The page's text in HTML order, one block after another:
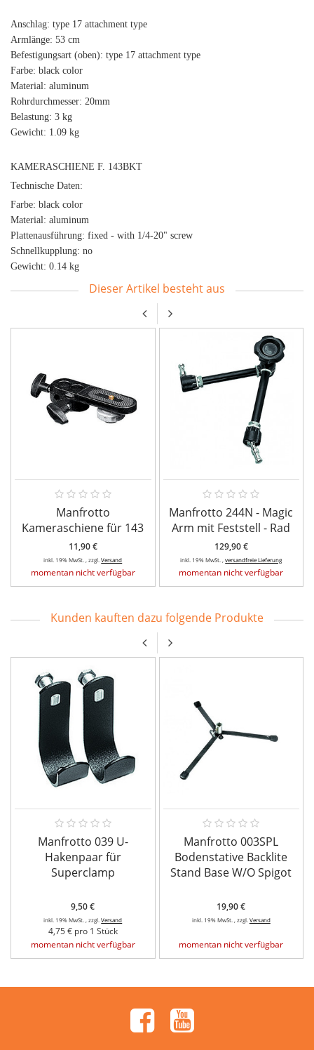
Anschlag: type 17 attachment type
Armlänge: 53 cm
Befestigungsart (oben): type 17 attachment type
Farbe: black color
Material: aluminum
Rohrdurchmesser: 20mm
Belastung: 3 kg
Gewicht: 1.09 kg
KAMERASCHIENE F. 143BKT
Technische Daten:
Farbe: black color
Material: aluminum
Plattenausführung: fixed - with 1/4-20" screw
Schnellkupplung: no
Gewicht: 0.14 kg
Dieser Artikel besteht aus
Manfrotto
Kameraschiene für 143
11,90 €
inkl. 19% MwSt. , zzgl.Versand
momentan nicht verfügbar
Manfrotto 244N - Magic
Arm mit Feststell - Rad
129,90 €
inkl. 19% MwSt. ,versandfreie Lieferung
momentan nicht verfügbar
Kunden kauften dazu folgende Produkte
Manfrotto 039 U-
Hakenpaar für
Superclamp
9,50 €
inkl. 19% MwSt. , zzgl.Versand
4,75 € pro 1 Stück
momentan nicht verfügbar
Manfrotto 003SPL
Bodenstative Backlite
Stand Base W/O Spigot
19,90 €
inkl. 19% MwSt. , zzgl. Versand
momentan nicht verfügbar